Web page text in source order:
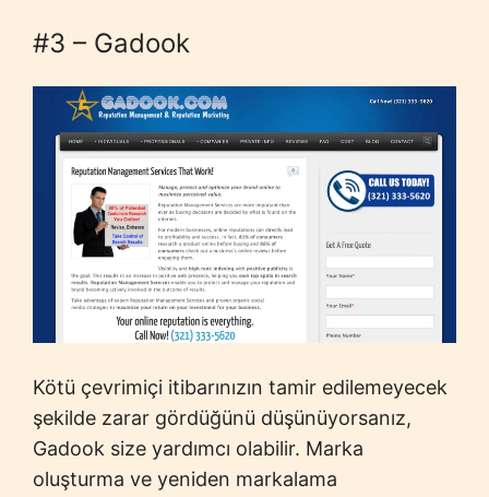
#3 – Gadook
Kötü çevrimiçi itibarınızın tamir edilemeyecek
şekilde zarar gördüğünü düşünüyorsanız,
Gadook size yardımcı olabilir. Marka
oluşturma ve yeniden markalama